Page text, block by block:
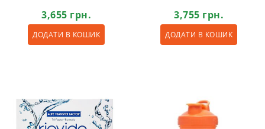
3,655 грн.
ДОДАТИ В КОШИК
3,755 грн.
ДОДАТИ В КОШИК